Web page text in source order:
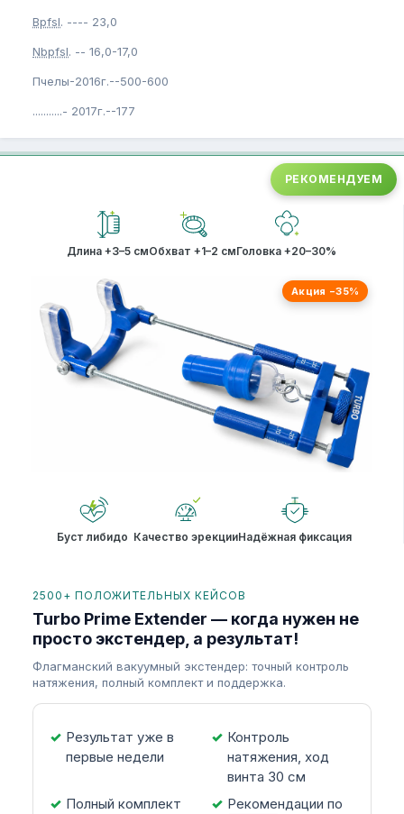
Bpfsl. ---- 23,0
Nbpfsl. -- 16,0-17,0
Пчелы-2016г.--500-600
...........- 2017г.--177
РЕКОМЕНДУЕМ
Длина +3–5 смОбхват +1–2 смГоловка +20–30%
Акция −35%
Буст либидо Качество эрекцииНадёжная фиксация
2500+ ПОЛОЖИТЕЛЬНЫХ КЕЙСОВ
Turbo Prime Extender — когда нужен не
просто экстендер, а результат!
Флагманский вакуумный экстендер: точный контроль
натяжения, полный комплект и поддержка.
Результат уже в
первые недели
Контроль
натяжения, ход
винта 30 см
Полный комплект
Рекомендации по